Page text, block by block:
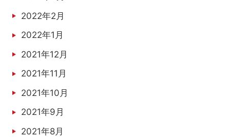
2022年2月
2022年1月
2021年12月
2021年11月
2021年10月
2021年9月
2021年8月